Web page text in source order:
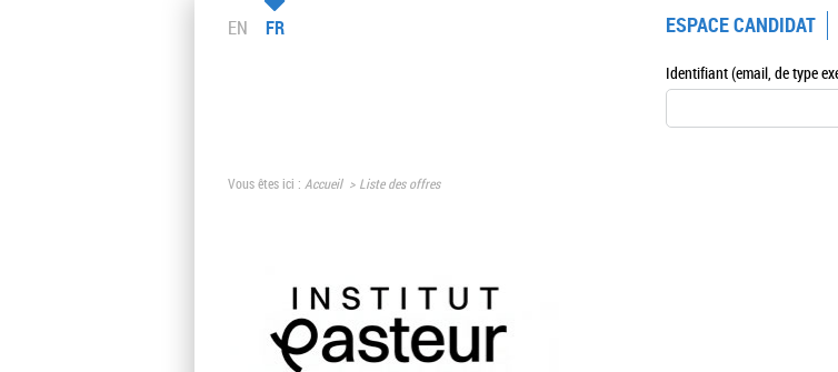
EN FR ESPACE CANDIDAT
Vous êtes ici : Accueil Liste des offres